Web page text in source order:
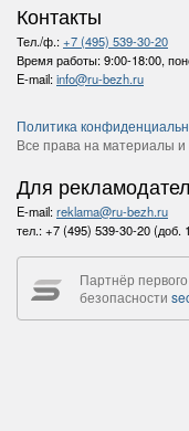
Контакты
Тел./ф.:+7 (495) 539-30-20
Время работы:9:00-18:00,
E-mail:info@ru-bezh.ru
Политика
Все права на материалы
Для
E-mail:reklama@ru-bezh.ru
тел.:+7 (495) 539-30-20 (доб.
Партнёр
безопасности